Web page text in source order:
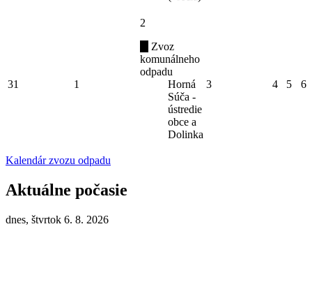
31 1
2
Zvoz
komunálneho
odpadu
Horná
Súča -
ústredie
obce a
Dolinka
3 4 5 6
Kalendár zvozu odpadu
Aktuálne počasie
dnes, štvrtok 6. 8. 2026